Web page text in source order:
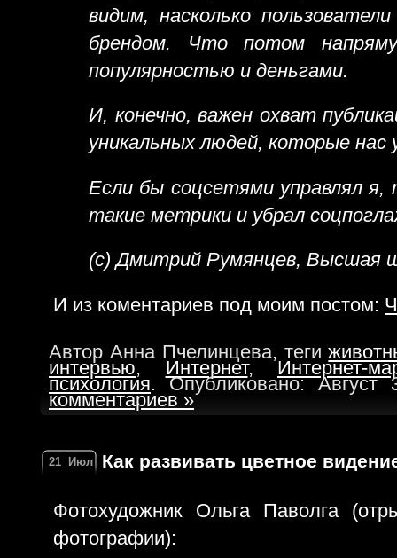
видим, насколько
брендом. Что потом
популярностью и деньгами.
И, конечно, важен охват
уникальных людей, которые нас
Если бы соцсетями управлял я,
такие метрики и убрал
(с) Дмитрий Румянцев, Высшая
И из коментариев под моим постом:
Автор Анна Пчелинцева, теги
интервью, Интернет,Интернет-
психология. Опубликовано:
комментариев »
21 Июл Как развивать цветное
Фотохудожник Ольга Паволга
фотографии):